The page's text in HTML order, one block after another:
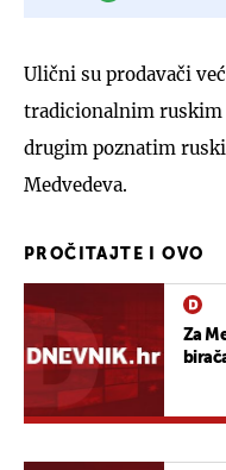
Ulični su prodavači
tradicionalnim ruskim
drugim poznatim
Medvedeva.
PROČITAJTE I OVO
Za